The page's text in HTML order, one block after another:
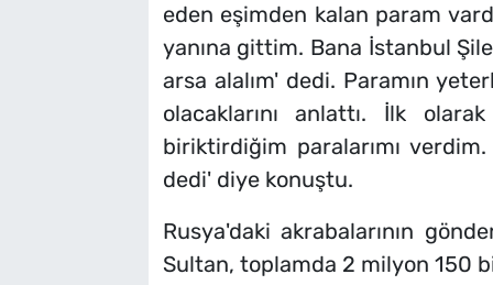
eden eşimden kalan param
yanına gittim. Bana İstanbul
arsa alalım' dedi. Paramın
olacaklarını anlattı. İlk
biriktirdiğim paralarımı
dedi' diye konuştu.
Rusya'daki akrabalarının
Sultan, toplamda 2 milyon 150